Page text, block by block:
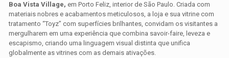
Boa Vista Village, em Porto Feliz, interior de São Paulo. Criada com
materiais nobres e acabamentos meticulosos, a loja e sua vitrine com
tratamento “Toyz” com superfícies brilhantes, convidam os visitantes a
mergulharem em uma experiência que combina savoir-faire, leveza e
escapismo, criando uma linguagem visual distinta que unifica
globalmente as vitrines com as demais ativações.